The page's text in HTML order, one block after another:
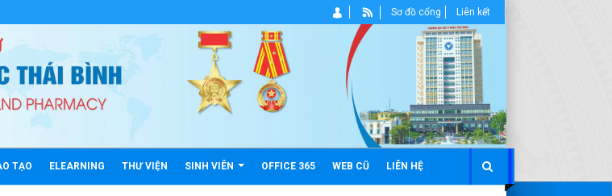
TẠO ELEARNING THƯ VIỆN SINH VIÊN OFFICE 365 WEB CŨ LIÊN HỆ
Sơ đồ cổng Liên kết